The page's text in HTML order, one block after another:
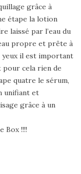
grâce à
étape la lotion
laissé par l’eau du
propre et prête à
il est important
cela rien de
quatre le sérum,
unifiant et
grâce à un
Box !!!!